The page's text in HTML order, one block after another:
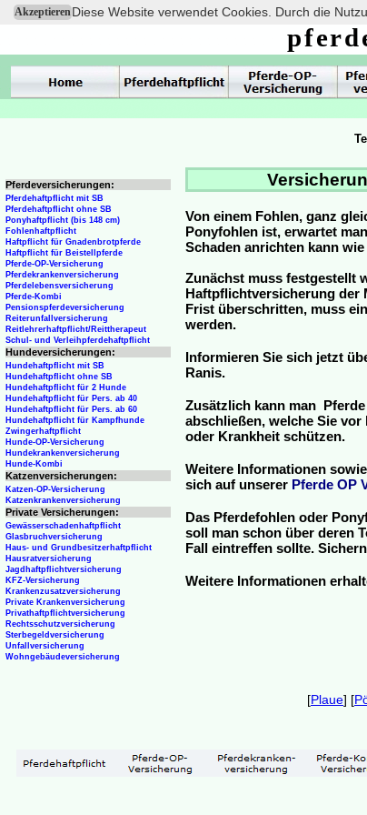
AkzeptierenDiese Website verwendet Cookies. Durch die
Von einem Fohlen, ganz
Ponyfohlen ist, erwartet
Schaden anrichten kann
Zunächst muss festgestellt
Haftpflichtversicherung der
Frist überschritten, muss
werden.
Informieren Sie sich jetzt
Ranis.
Zusätzlich kann man
abschließen, welche Sie vor
oder Krankheit schützen.
Weitere Informationen
sich auf unserer Pferde OP
Das Pferdefohlen oder
soll man schon über deren
Fall eintreffen sollte.
Weitere Informationen
Pferdeversicherungen:
Pferdehaftpflicht mit SB
Pferdehaftpflicht ohne SB
Ponyhaftpflicht (bis 148 cm)
Fohlenhaftpflicht
Haftpflicht für Gnadenbrotpferde
Haftpflicht für Beistellpferde
Pferde-OP-Versicherung
Pferdekrankenversicherung
Pferdelebensversicherung
Pferde-Kombi
Pensionspferdeversicherung
Reiterunfallversicherung
Reitlehrerhaftpflicht/Reittherapeut
Schul- und Verleihpferdehaftpflicht
Hundeversicherungen:
Hundehaftpflicht mit SB
Hundehaftpflicht ohne SB
Hundehaftpflicht für 2 Hunde
Hundehaftpflicht für Pers. ab 40
Hundehaftpflicht für Pers. ab 60
Hundehaftpflicht für Kampfhunde
Zwingerhaftpflicht
Hunde-OP-Versicherung
Hundekrankenversicherung
Hunde-Kombi
Katzenversicherungen:
Katzen-OP-Versicherung
Katzenkrankenversicherung
Private Versicherungen:
Gewässerschadenhaftpflicht
Glasbruchversicherung
Haus- und Grundbesitzerhaftpflicht
Hausratversicherung
Jagdhaftpflichtversicherung
KFZ-Versicherung
Krankenzusatzversicherung
Private Krankenversicherung
Privathaftpflichtversicherung
Rechtsschutzversicherung
Sterbegeldversicherung
Unfallversicherung
Wohngebäudeversicherung
[Plaue] [